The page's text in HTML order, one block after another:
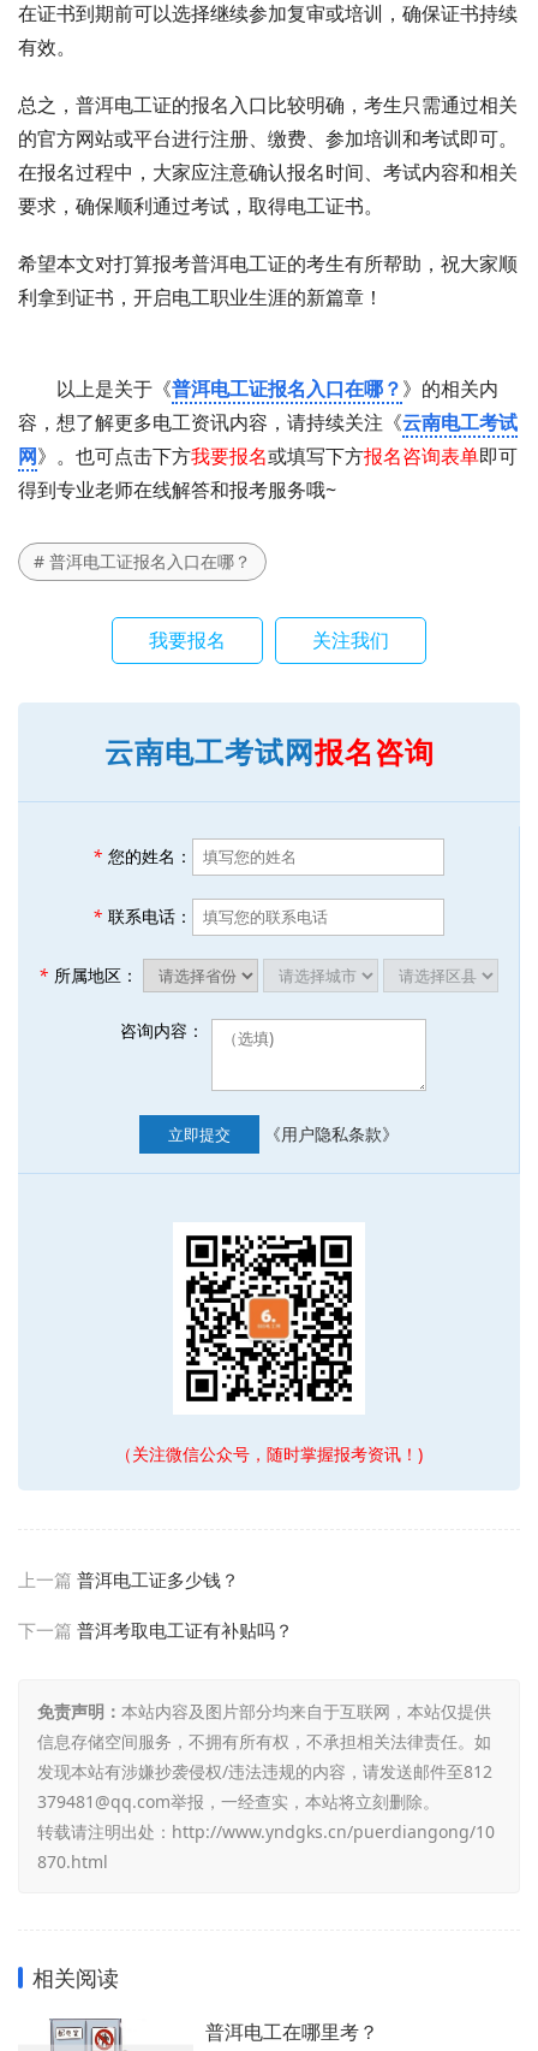
在证书到期前可以选择继续参加复审或培训，确保证书持续
有效。
总之，普洱电工证的报名入口比较明确，考生只需通过相关
的官方网站或平台进行注册、缴费、参加培训和考试即可。
在报名过程中，大家应注意确认报名时间、考试内容和相关
要求，确保顺利通过考试，取得电工证书。
希望本文对打算报考普洱电工证的考生有所帮助，祝大家顺
利拿到证书，开启电工职业生涯的新篇章！
以上是关于《普洱电工证报名入口在哪？》的相关内
容，想了解更多电工资讯内容，请持续关注《云南电工考试
网》。也可点击下方我要报名或填写下方报名咨询表单即可
得到专业老师在线解答和报考服务哦~
# 普洱电工证报名入口在哪？
我要报名 关注我们
云南电工考试网报名咨询
* 您的姓名：
* 联系电话：
* 所属地区：
咨询内容：
立即提交 《用户隐私条款》
（关注微信公众号，随时掌握报考资讯！)
上一篇 普洱电工证多少钱？
下一篇 普洱考取电工证有补贴吗？
免责声明： 本站内容及图片部分均来自于互联网，本站仅提供
信息存储空间服务，不拥有所有权，不承担相关法律责任。如
发现本站有涉嫌抄袭侵权/违法违规的内容，请发送邮件至812
379481@qq.com举报，一经查实，本站将立刻删除。
转载请注明出处： http://www.yndgks.cn/puerdiangong/10
870.html
相关阅读
普洱电工在哪里考？